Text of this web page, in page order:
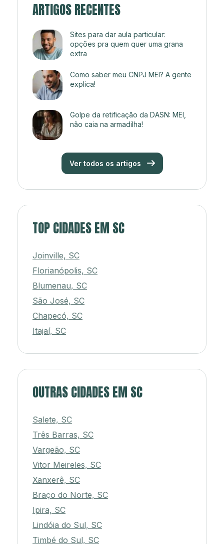
ARTIGOS RECENTES
Sites para dar aula particular:
opções pra quem quer uma grana
extra
Como saber meu CNPJ MEI? A gente
explica!
Golpe da retificação da DASN: MEI,
não caia na armadilha!
Ver todos os artigos
TOP CIDADES EM SC
Joinville, SC
Florianópolis, SC
Blumenau, SC
São José, SC
Chapecó, SC
Itajaí, SC
OUTRAS CIDADES EM SC
Salete, SC
Três Barras, SC
Vargeão, SC
Vitor Meireles, SC
Xanxerê, SC
Braço do Norte, SC
Ipira, SC
Lindóia do Sul, SC
Timbé do Sul, SC